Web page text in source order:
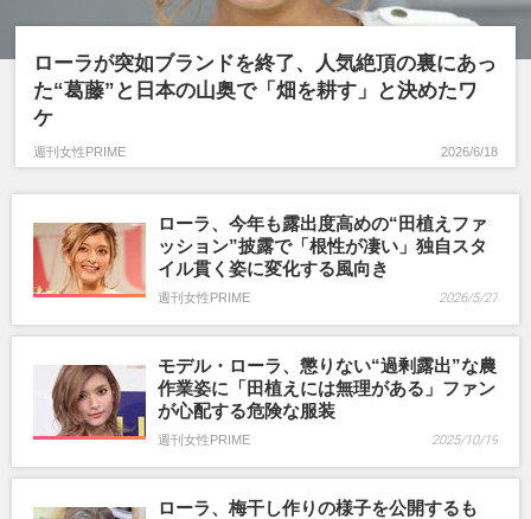
ローラが突如ブランドを終了、人気絶頂の裏にあっ
た“葛藤”と日本の山奥で「畑を耕す」と決めたワ
ケ
週刊女性PRIME 2026/6/18
ローラ、今年も露出度高めの“田植えファ
ッション”披露で「根性が凄い」独自スタ
イル貫く姿に変化する風向き
週刊女性PRIME 2026/5/27
モデル・ローラ、懲りない“過剰露出”な農
作業姿に「田植えには無理がある」ファン
が心配する危険な服装
週刊女性PRIME 2025/10/19
ローラ、梅干し作りの様子を公開するも